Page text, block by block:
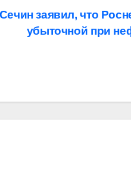
Сечин заявил, что
убыточной при